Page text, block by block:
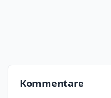
Kommentare